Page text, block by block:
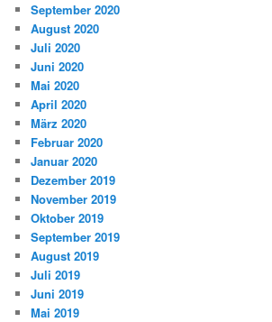
September 2020
August 2020
Juli 2020
Juni 2020
Mai 2020
April 2020
März 2020
Februar 2020
Januar 2020
Dezember 2019
November 2019
Oktober 2019
September 2019
August 2019
Juli 2019
Juni 2019
Mai 2019